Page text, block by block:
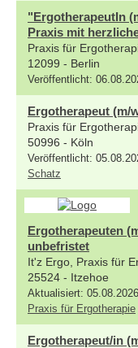
"ErgotherapeutIn
Praxis mit
Praxis für
12099 - Berlin
Veröffentlicht:
Ergotherapeut (m/
Praxis für
50996 - Köln
Veröffentlicht:
Schatz
Ergotherapeuten
unbefristet
It'z Ergo, Praxis für
25524 - Itzehoe
Aktualisiert:
Praxis für Ergotherapie
Ergotherapeut/in